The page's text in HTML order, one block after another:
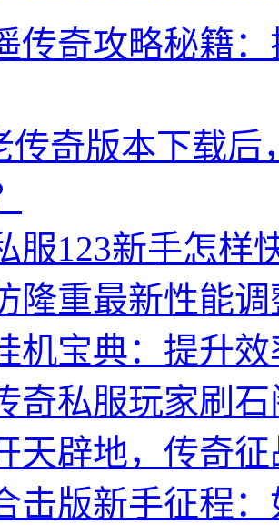
传奇攻略秘籍
传奇版本下载
服123新手怎样
隆重最新性能
机宝典：提升
奇私服玩家刷
天辟地，传奇
击版新手征程